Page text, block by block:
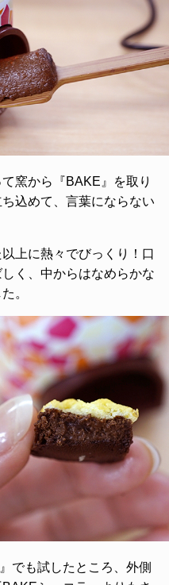
窯から『BAKE』を取り
込めて、言葉にならない
上に熱々でびっくり！口
く、中からはなめらかな
。
でも試したところ、外側